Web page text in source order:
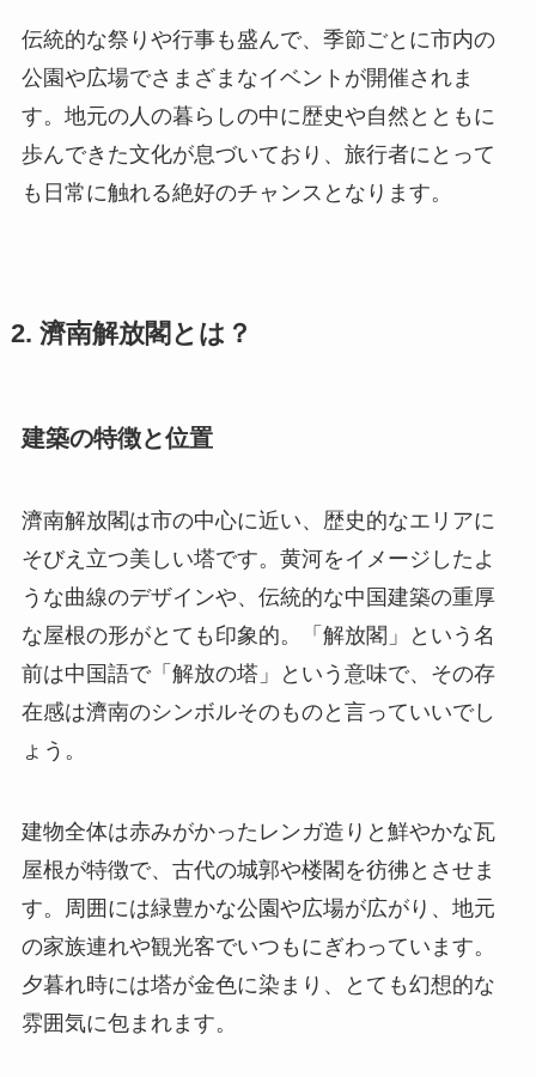
伝統的な祭りや行事も盛んで、季節ごとに市内の
公園や広場でさまざまなイベントが開催されま
す。地元の人の暮らしの中に歴史や自然とともに
歩んできた文化が息づいており、旅行者にとって
も日常に触れる絶好のチャンスとなります。
2. 濟南解放閣とは？
建築の特徴と位置
濟南解放閣は市の中心に近い、歴史的なエリアに
そびえ立つ美しい塔です。黄河をイメージしたよ
うな曲線のデザインや、伝統的な中国建築の重厚
な屋根の形がとても印象的。「解放閣」という名
前は中国語で「解放の塔」という意味で、その存
在感は濟南のシンボルそのものと言っていいでし
ょう。
建物全体は赤みがかったレンガ造りと鮮やかな瓦
屋根が特徴で、古代の城郭や楼閣を彷彿とさせま
す。周囲には緑豊かな公園や広場が広がり、地元
の家族連れや観光客でいつもにぎわっています。
夕暮れ時には塔が金色に染まり、とても幻想的な
雰囲気に包まれます。